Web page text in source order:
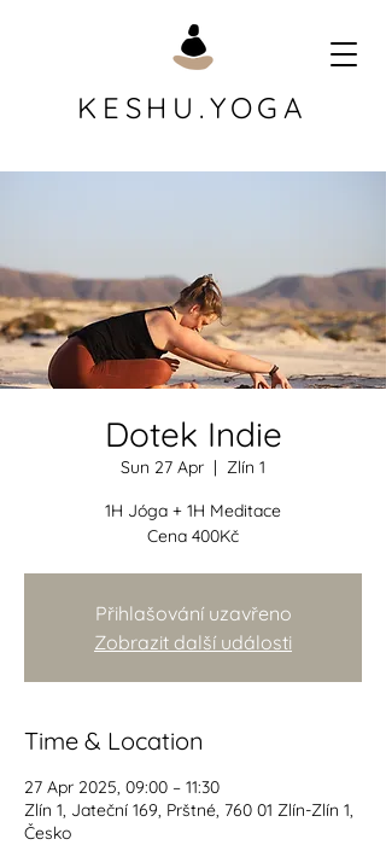
KESHU.YOGA
Dotek Indie
Sun 27 Apr
  |
Zlín 1
1H Jóga + 1H Meditace
Cena 400Kč
Přihlašování uzavřeno
Zobrazit další události
Time & Location
27 Apr 2025, 09:00 – 11:30
Zlín 1, Jateční 169, Prštné, 760 01 Zlín-Zlín 1,
Česko